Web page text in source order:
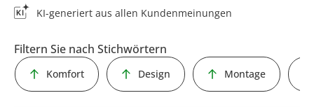
KI-generiert aus allen Kundenmeinungen
Filtern Sie nach Stichwörtern
Komfort Design Montage